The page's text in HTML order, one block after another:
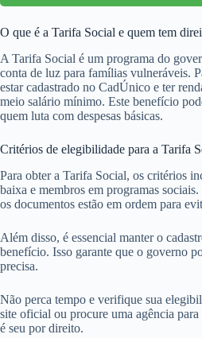
O que é a Tarifa Social e quem tem
A Tarifa Social é um programa do
conta de luz para famílias vulneráveis.
estar cadastrado no CadÚnico e ter
meio salário mínimo. Este benefício
quem luta com despesas básicas.
Critérios de elegibilidade para a Tarifa
Para obter a Tarifa Social, os critérios
baixa e membros em programas
os documentos estão em ordem para
Além disso, é essencial manter o
benefício. Isso garante que o governo
precisa.
Não perca tempo e verifique sua
site oficial ou procure uma agência
é seu por direito.